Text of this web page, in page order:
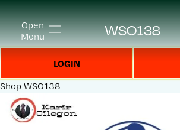
Open
Menu
WSO138
LOGIN
Shop WSO138